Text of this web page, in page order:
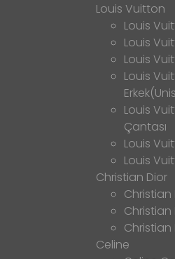
Louis Vuitton
Louis
Louis
Louis
Louis
Louis
Çantası
Louis
Louis
Christian Dior
Christian
Christian
Celine